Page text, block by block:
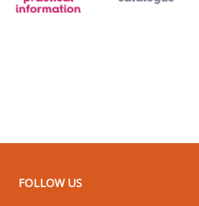
FOLLOW US